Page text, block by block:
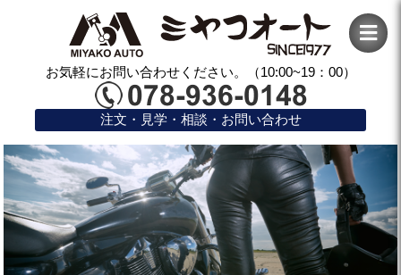
お気軽にお問い合わせください。（10:00~19：00）
注文・見学・相談・お問い合わせ